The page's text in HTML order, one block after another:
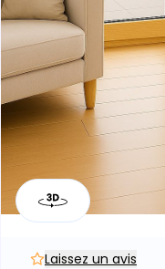
Porte-fenêtre
vantaux
Prix accessible
Parfait pour projets
Laissez un avis